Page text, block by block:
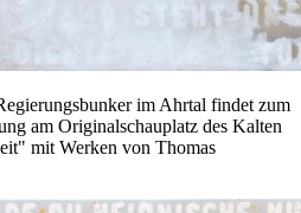
im Ahrtal findet zum
am Originalschauplatz des Kalten
mit Werken von Thomas